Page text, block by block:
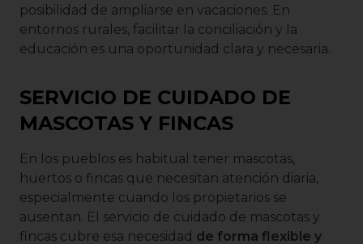
posibilidad de ampliarse en vacaciones. En
entornos rurales, facilitar la conciliación y la
educación es una oportunidad clara y necesaria.
SERVICIO DE CUIDADO DE
MASCOTAS Y FINCAS
En los pueblos es habitual tener mascotas,
huertos o fincas que necesitan atención diaria,
especialmente cuando los propietarios se
ausentan. El servicio de cuidado de mascotas y
fincas cubre esa necesidad de forma flexible y